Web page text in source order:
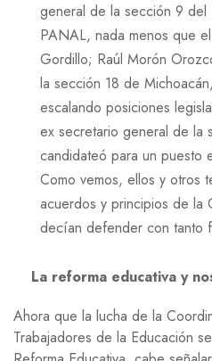
general de la sección 9
PANAL, nada menos que
Gordillo; Raúl Morón
la sección 18 de
escalando posiciones
ex secretario general de la
candidateó para un puesto
Como vemos, ellos y otros
acuerdos y principios de la
decían defender con tanto
La reforma educativa y
Ahora que la lucha de la
Trabajadores de la Educación